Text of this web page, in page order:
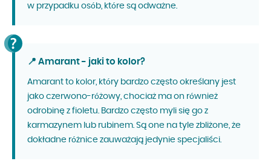
w przypadku osób, które są odważne.
📍 Amarant - jaki to kolor?
Amarant to kolor, który bardzo często określany jest
jako czerwono-różowy, chociaż ma on również
odrobinę z fioletu. Bardzo często myli się go z
karmazynem lub rubinem. Są one na tyle zbliżone, że
dokładne różnice zauważają jedynie specjaliści.